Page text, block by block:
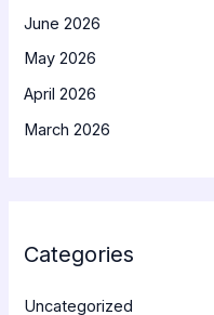
June 2026
May 2026
April 2026
March 2026
Categories
Uncategorized